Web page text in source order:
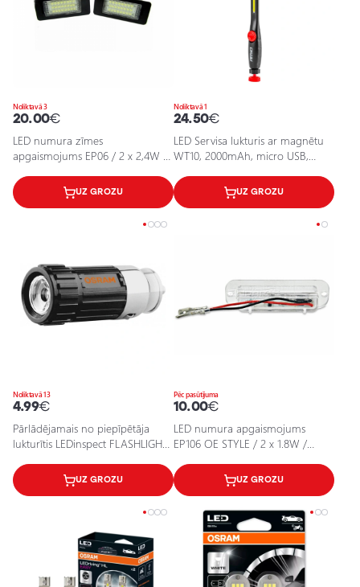
Noliktavā 3
20.00€
LED numura zīmes
apgaismojums EP06 / 2 x 2,4W /
25-0102
UZ GROZU
Noliktavā 1
24.50€
LED Servisa lukturis ar magnētu
WT10, 2000mAh, micro USB,
UZ GROZU
Noliktavā 13
4.99€
Pārlādējamais no piepīpētāja
lukturītis LEDinspect FLASHLIGHT
UZ GROZU
Pēc pasūtījuma
10.00€
LED numura apgaismojums
EP106 OE STYLE / 2 x 1.8W /
UZ GROZU